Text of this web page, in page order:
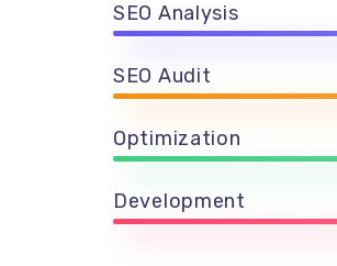
SEO Analysis
SEO Audit
Optimization
Development